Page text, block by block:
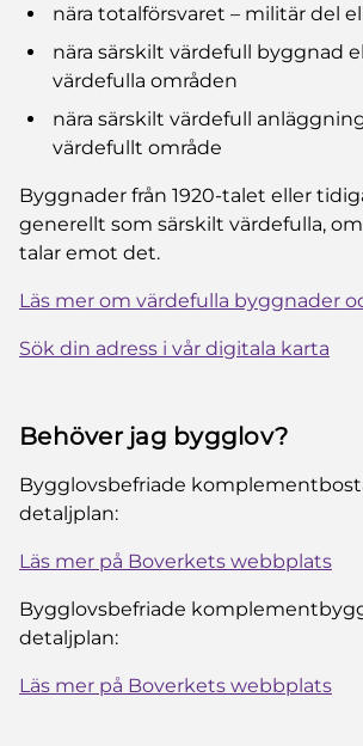
nära totalförsvaret – militär del
nära särskilt värdefull byggnad
värdefulla områden
nära särskilt värdefull
värdefullt område
Byggnader från 1920-talet eller
generellt som särskilt värdefulla,
talar emot det.
Läs mer om värdefulla byggnader
Sök din adress i vår digitala karta
Behöver jag bygglov?
Bygglovsbefriade
detaljplan:
Läs mer på Boverkets webbplats
Bygglovsbefriade
detaljplan:
Läs mer på Boverkets webbplats